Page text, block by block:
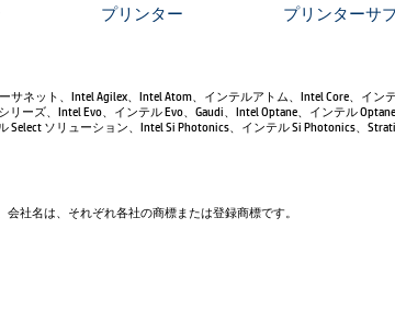
プリンター プリンターサ
ネット、Intel Agilex、Intel Atom、インテルアトム、Intel Core、インテ
ーズ、Intel Evo、インテル Evo、Gaudi、Intel Optane、インテル
Select ソリューション、Intel Si Photonics、インテル Si Photonics、
会社名は、それぞれ各社の商標または登録商標です。